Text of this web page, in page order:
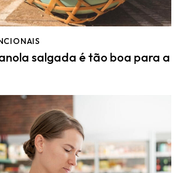
salgada é tão boa para a